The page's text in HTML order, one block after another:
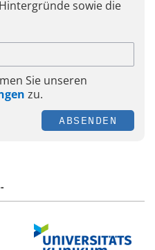
sowie die
Sie unseren
zu.
ABSENDEN